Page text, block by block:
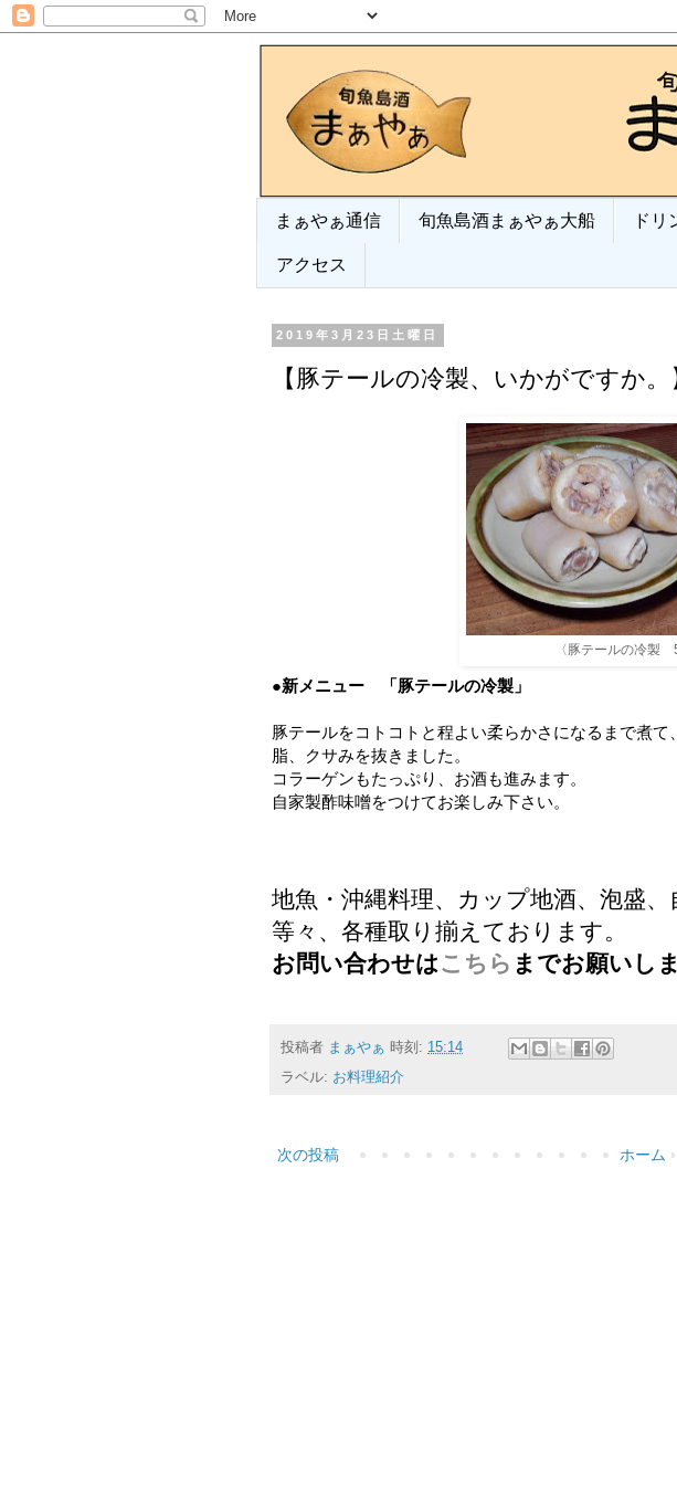
まぁやぁ通信 旬魚島酒まぁやぁ大船 ドリ
アクセス
2019年3月23日土曜日
【豚テールの冷製、いかがですか
〈豚テールの冷製
●新メニュー 「豚テールの冷製」
豚テールをコトコトと程よい柔らかさになるまで煮て、
脂、クサみを抜きました。
コラーゲンもたっぷり、お酒も進みます。
自家製酢味噌をつけてお楽しみ下さい。
地魚・沖縄料理、カップ地酒、泡盛
等々、各種取り揃えております。
お問い合わせはこちら までお願いしま
投稿者 まぁやぁ 時刻: 15:14
ラベル: お料理紹介
次の投稿 ホーム